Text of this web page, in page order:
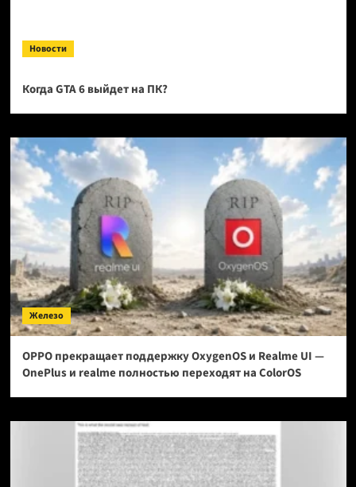
Новости
Когда GTA 6 выйдет на ПК?
Железо
OPPO прекращает поддержку OxygenOS и Realme UI —
OnePlus и realme полностью переходят на ColorOS